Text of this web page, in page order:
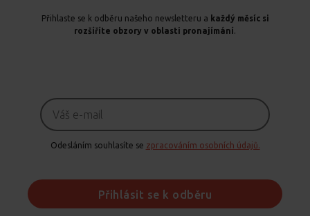
Přihlaste se k odběru našeho newsletteru a každý měsíc si
rozšíříte obzory v oblasti pronajímání.
Odesláním souhlasíte se zpracováním osobních údajů.
Přihlásit se k odběru